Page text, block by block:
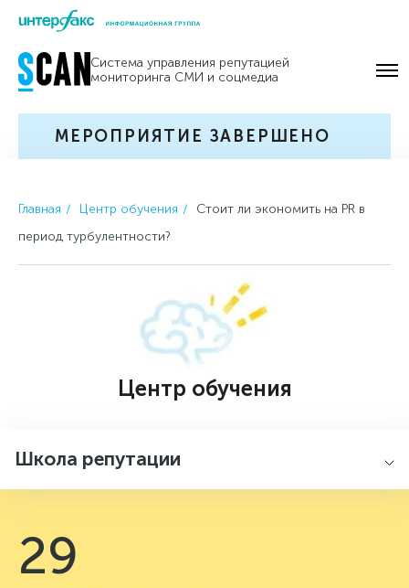
Skip
content
Система управления репутацией
мониторинга СМИ и соцмедиа
МЕРОПРИЯТИЕ ЗАВЕРШЕНО
Главная Центр обучения
Стоит ли экономить на PR в
период турбулентности?
Центр обучения
Школа репутации
29